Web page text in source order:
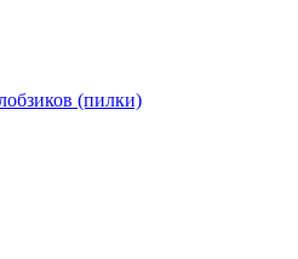
(пилки)